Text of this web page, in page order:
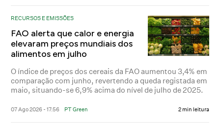
RECURSOS E EMISSÕES
FAO alerta que calor e energia
elevaram preços mundiais dos
alimentos em julho
O índice de preços dos cereais da FAO aumentou 3,4% em
comparação com junho, revertendo a queda registada em
maio, situando-se 6,9% acima do nível de julho de 2025.
07 Ago 2026 - 17:56 PT Green 2 min leitura